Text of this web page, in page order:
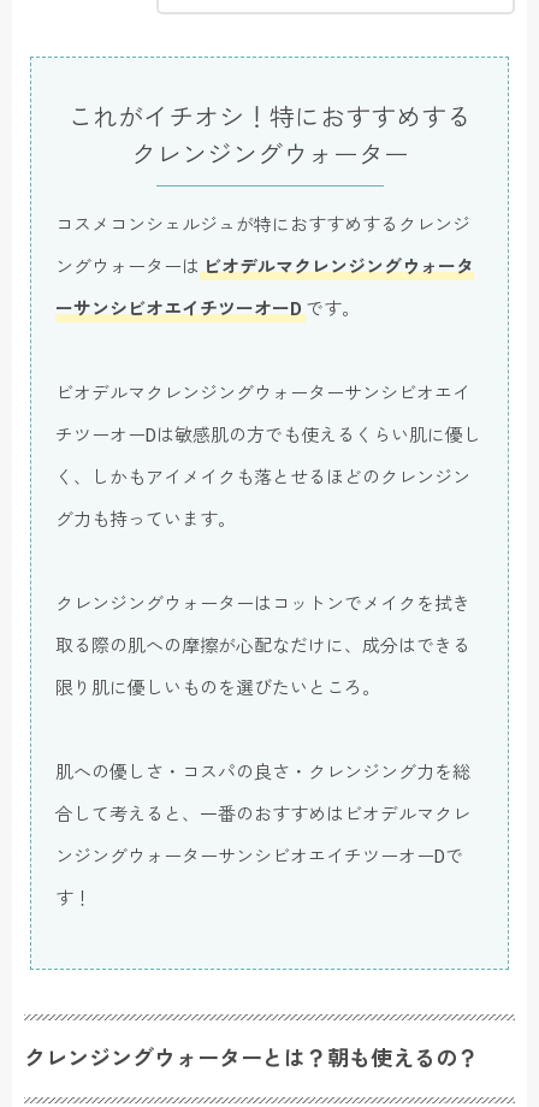
これがイチオシ！特におすすめする
クレンジングウォーター
コスメコンシェルジュが特におすすめするクレンジ
ングウォーターは ビオデルマクレンジングウォータ
ーサンシビオエイチツーオーD です。
ビオデルマクレンジングウォーターサンシビオエイ
チツーオーDは敏感肌の方でも使えるくらい肌に優し
く、しかもアイメイクも落とせるほどのクレンジン
グ力も持っています。
クレンジングウォーターはコットンでメイクを拭き
取る際の肌への摩擦が心配なだけに、成分はできる
限り肌に優しいものを選びたいところ。
肌への優しさ・コスパの良さ・クレンジング力を総
合して考えると、一番のおすすめはビオデルマクレ
ンジングウォーターサンシビオエイチツーオーDで
す！
クレンジングウォーターとは？朝も使えるの？